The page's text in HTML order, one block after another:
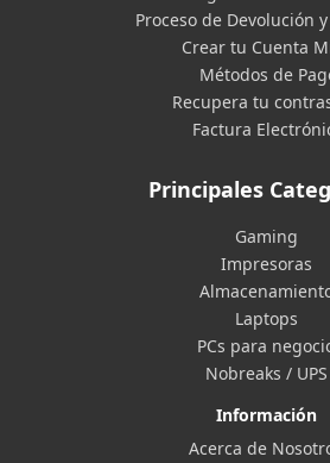
Proceso de Devolución
Crear tu Cuenta
Métodos de
Recupera tu
Factura
Principales
Gaming
Impresoras
Laptops
PCs para
Nobreaks / UPS
Información
Acerca de